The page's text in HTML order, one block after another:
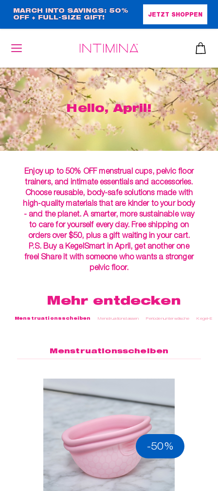
zum
Inhalt
MARCH INTO SAVINGS: 50%
OFF + FULL-SIZE GIFT!
JETZT SHOPPEN
2
dich
Hello, April!
Enjoy up to 50% OFF menstrual cups, pelvic floor
trainers, and intimate essentials and accessories.
Choose reusable, body-safe solutions made with
high-quality materials that are kinder to your body
- and the planet. A smarter, more sustainable way
to care for yourself every day. Free shipping on
orders over $50, plus a gift waiting in your cart.
P.S. Buy a KegelSmart in April, get another one
free! Share it with someone who wants a stronger
pelvic floor.
Mehr entdecken
Menstruationsscheiben Menstruationstassen Periodenunterwäsche Kegel-
Menstruationsscheiben
-50%